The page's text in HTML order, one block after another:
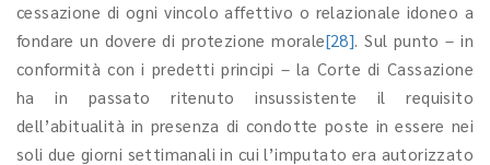
cessazione di ogni vincolo affettivo o relazionale idoneo a
fondare un dovere di protezione morale[28]. Sul punto – in
conformità con i predetti principi – la Corte di Cassazione
ha in passato ritenuto insussistente il requisito
dell’abitualità in presenza di condotte poste in essere nei
soli due giorni settimanali in cui l’imputato era autorizzato